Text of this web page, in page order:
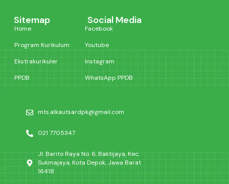
Sitemap
Home
Program Kurikulum
Ekstrakurikuler
PPDB
Social Media
Facebook
Youtube
Instagram
WhatsApp PPDB
mts.alkautsardpk@gmail.com
021 7705347
Jl. Barito Raya No. 6, Baktijaya, Kec.
Sukmajaya, Kota Depok, Jawa Barat
16418